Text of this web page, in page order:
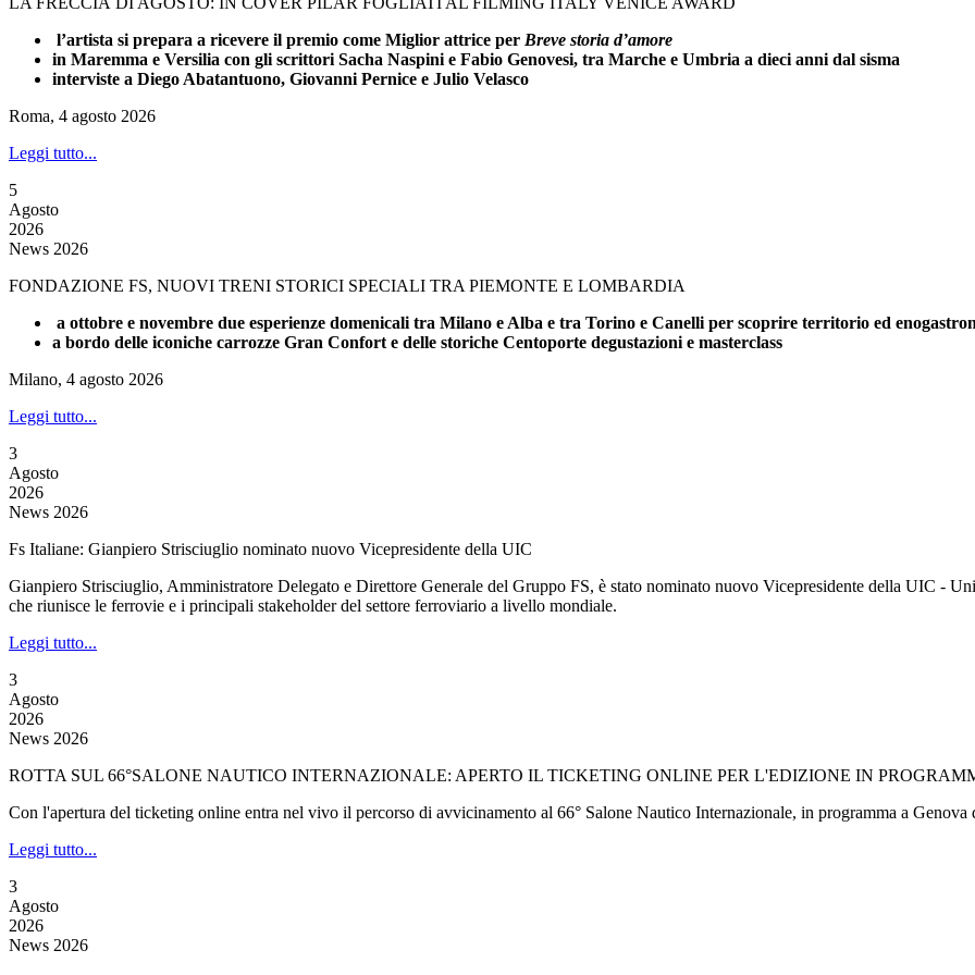
l’artista si prepara a ricevere il premio come Miglior attrice per Breve storia d’amore
in Maremma e Versilia con gli scrittori Sacha Naspini e Fabio Genovesi, tra Marche e Umbria a dieci anni dal sisma
interviste a Diego Abatantuono, Giovanni Pernice e Julio Velasco
Roma, 4 agosto 2026
Leggi tutto...
5
Agosto
2026
News 2026
FONDAZIONE FS, NUOVI TRENI STORICI SPECIALI TRA PIEMONTE E LOMBARDIA
a ottobre e novembre due esperienze domenicali tra Milano e Alba e tra Torino e Canelli per scoprire territorio ed
a bordo delle iconiche carrozze Gran Confort e delle storiche Centoporte degustazioni e masterclass
Milano, 4 agosto 2026
Leggi tutto...
3
Agosto
2026
News 2026
Fs Italiane: Gianpiero Strisciuglio nominato nuovo Vicepresidente della UIC
Gianpiero Strisciuglio, Amministratore Delegato e Direttore Generale del Gruppo FS, è stato nominato nuovo Vicepresidente della UIC -
che riunisce le ferrovie e i principali stakeholder del settore ferroviario a livello mondiale.
Leggi tutto...
3
Agosto
2026
News 2026
ROTTA SUL 66°SALONE NAUTICO INTERNAZIONALE: APERTO IL TICKETING ONLINE PER L'EDIZIONE IN
Con l'apertura del ticketing online entra nel vivo il percorso di avvicinamento al 66° Salone Nautico Internazionale, in programma a Genova
Leggi tutto...
3
Agosto
2026
News 2026